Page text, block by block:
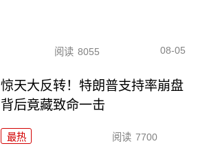
阅读 8055 08-05
惊天大反转！特朗普支持率崩盘
背后竟藏致命一击
最热 阅读 7700